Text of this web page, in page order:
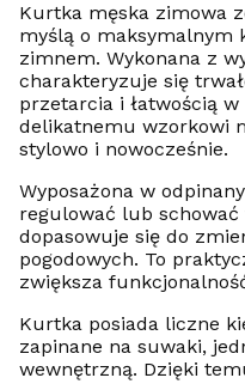
Kurtka męska zimowa
myślą o maksymalnym
zimnem. Wykonana z
charakteryzuje się
przetarcia i łatwością
delikatnemu wzorkowi
stylowo i nowocześnie.
Wyposażona w
regulować lub
dopasowuje się do
pogodowych. To
zwiększa
Kurtka posiada liczne
zapinane na suwaki,
wewnętrzną. Dzięki